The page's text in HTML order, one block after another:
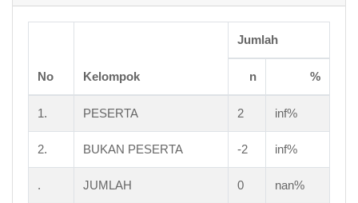
No Kelompok
Jumlah
n %
1. PESERTA 2 inf%
2. BUKAN PESERTA -2 inf%
. JUMLAH 0 nan%